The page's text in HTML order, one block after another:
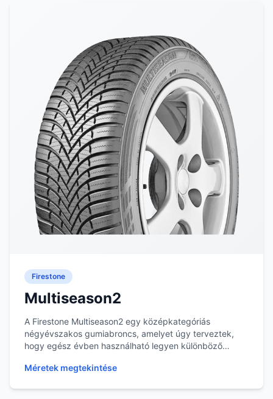
Firestone
Multiseason2
A Firestone Multiseason2 egy középkategóriás
négyévszakos gumiabroncs, amelyet úgy terveztek,
hogy egész évben használható legyen különböző
Méretek megtekintése